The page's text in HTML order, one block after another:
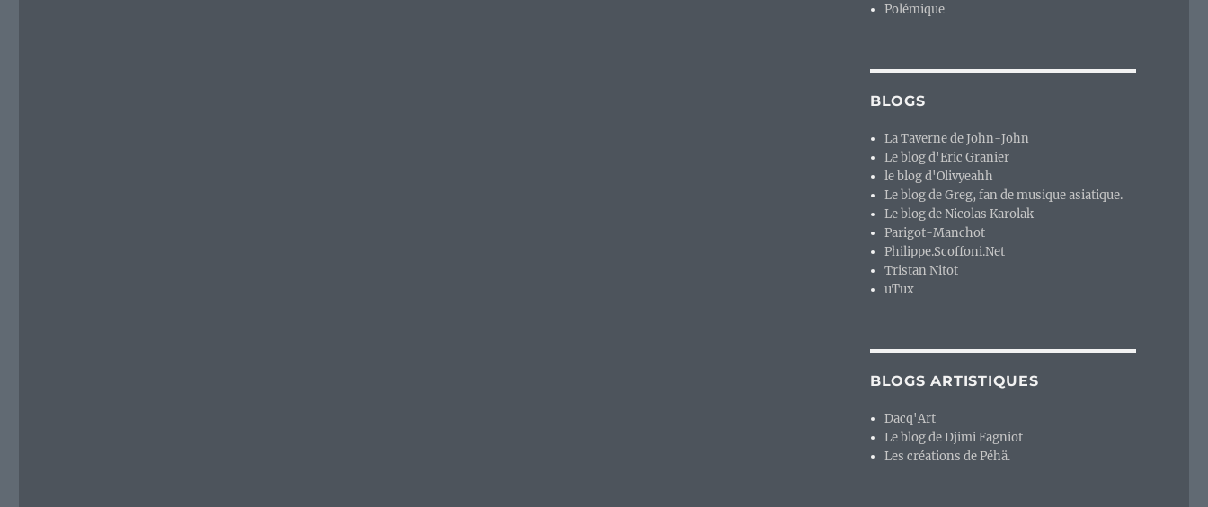
Polémique
BLOGS
La Taverne de John-John
Le blog d'Eric Granier
le blog d'Olivyeahh
Le blog de Greg, fan de musique asiatique.
Le blog de Nicolas Karolak
Parigot-Manchot
Philippe.Scoffoni.Net
Tristan Nitot
uTux
BLOGS ARTISTIQUES
Dacq'Art
Le blog de Djimi Fagniot
Les créations de Péhä.